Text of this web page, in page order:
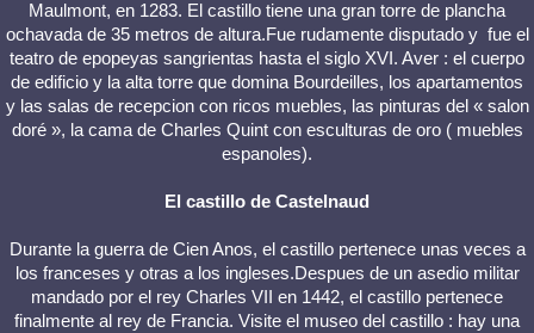
Maulmont, en 1283. El castillo tiene una gran torre de plancha
ochavada de 35 metros de altura.Fue rudamente disputado y fue el
teatro de epopeyas sangrientas hasta el siglo XVI. Aver : el cuerpo
de edificio y la alta torre que domina Bourdeilles, los apartamentos
y las salas de recepcion con ricos muebles, las pinturas del « salon
doré », la cama de Charles Quint con esculturas de oro ( muebles
espanoles).
El castillo de Castelnaud
Durante la guerra de Cien Anos, el castillo pertenece unas veces a
los franceses y otras a los ingleses.Despues de un asedio militar
mandado por el rey Charles VII en 1442, el castillo pertenece
finalmente al rey de Francia. Visite el museo del castillo : hay una